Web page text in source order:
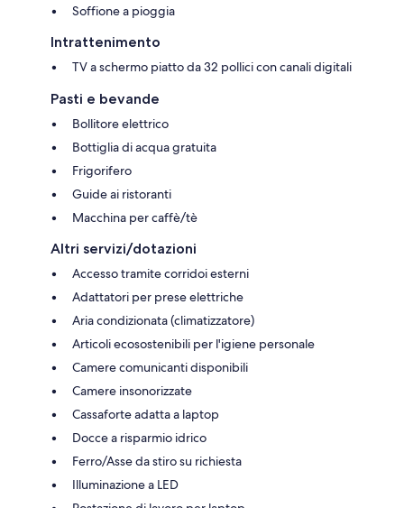
Soffione a pioggia
Intrattenimento
TV a schermo piatto da 32 pollici con canali digitali
Pasti e bevande
Bollitore elettrico
Bottiglia di acqua gratuita
Frigorifero
Guide ai ristoranti
Macchina per caffè/tè
Altri servizi/dotazioni
Accesso tramite corridoi esterni
Adattatori per prese elettriche
Aria condizionata (climatizzatore)
Articoli ecosostenibili per l'igiene personale
Camere comunicanti disponibili
Camere insonorizzate
Cassaforte adatta a laptop
Docce a risparmio idrico
Ferro/Asse da stiro su richiesta
Illuminazione a LED